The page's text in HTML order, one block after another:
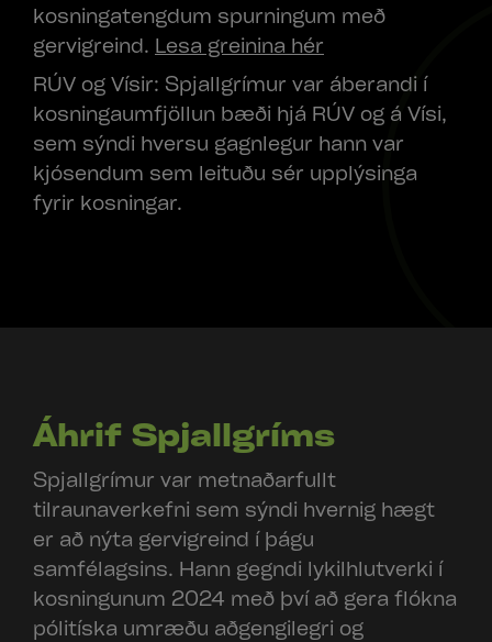
kosningatengdum spurningum með
gervigreind. Lesa greinina hér
RÚV og Vísir: Spjallgrímur var áberandi í
kosningaumfjöllun bæði hjá RÚV og á Vísi,
sem sýndi hversu gagnlegur hann var
kjósendum sem leituðu sér upplýsinga
fyrir kosningar.
Áhrif Spjallgríms
Spjallgrímur var metnaðarfullt
tilraunaverkefni sem sýndi hvernig hægt
er að nýta gervigreind í þágu
samfélagsins. Hann gegndi lykilhlutverki í
kosningunum 2024 með því að gera flókna
pólitíska umræðu aðgengilegri og